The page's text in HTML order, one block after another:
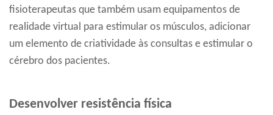
fisioterapeutas que também usam equipamentos de
realidade virtual para estimular os músculos, adicionar
um elemento de criatividade às consultas e estimular o
cérebro dos pacientes.
Desenvolver resistência física